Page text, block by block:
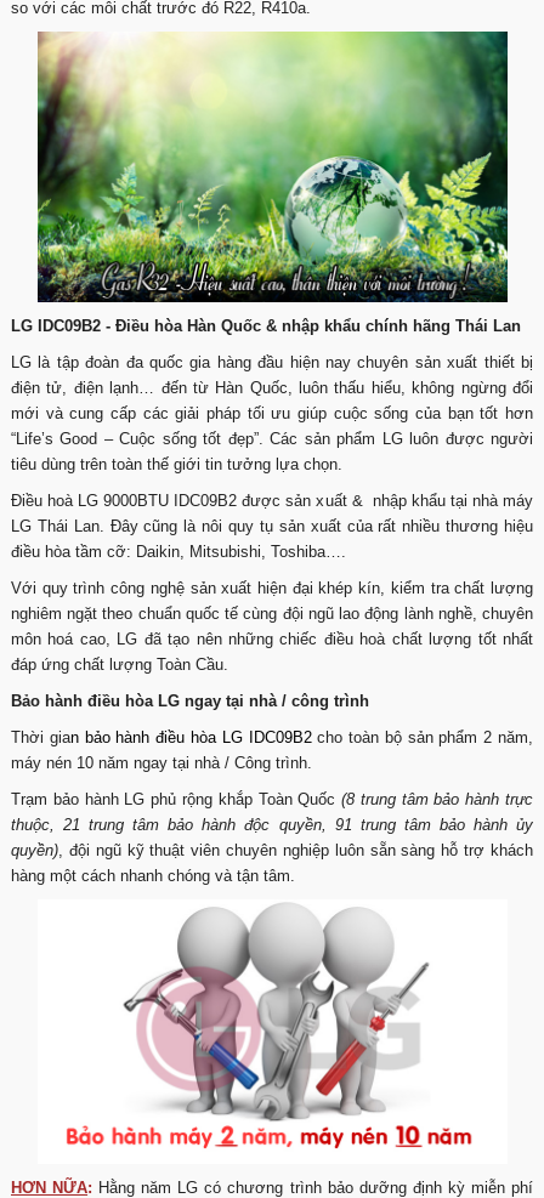
so với các môi chất trước đó R22, R410a.
LG IDC09B2 - Điều hòa Hàn Quốc & nhập khẩu chính hãng Thái Lan
LG là tập đoàn đa quốc gia hàng đầu hiện nay chuyên sản xuất thiết bị
điện tử, điện lạnh… đến từ Hàn Quốc, luôn thấu hiểu, không ngừng đổi
mới và cung cấp các giải pháp tối ưu giúp cuộc sống của bạn tốt hơn
“Life’s Good – Cuộc sống tốt đẹp”. Các sản phẩm LG luôn được người
tiêu dùng trên toàn thế giới tin tưởng lựa chọn.
Điều hoà LG 9000BTU IDC09B2 được sản xuất & nhập khẩu tại nhà máy
LG Thái Lan. Đây cũng là nôi quy tụ sản xuất của rất nhiều thương hiệu
điều hòa tầm cỡ: Daikin, Mitsubishi, Toshiba….
Với quy trình công nghệ sản xuất hiện đại khép kín, kiểm tra chất lượng
nghiêm ngặt theo chuẩn quốc tế cùng đội ngũ lao động lành nghề, chuyên
môn hoá cao, LG đã tạo nên những chiếc điều hoà chất lượng tốt nhất
đáp ứng chất lượng Toàn Cầu.
Bảo hành điều hòa LG ngay tại nhà / công trình
Thời gian bảo hành điều hòa LGIDC09B2cho toàn bộ sản phẩm 2 năm,
máy nén 10 năm ngay tại nhà / Công trình.
Trạm bảo hành LG phủ rộng khắp Toàn Quốc(8 trung tâm bảo hành trực
thuộc, 21 trung tâm bảo hành độc quyền, 91 trung tâm bảo hành ủy
quyền), đội ngũ kỹ thuật viên chuyên nghiệp luôn sẵn sàng hỗ trợ khách
hàng một cách nhanh chóng và tận tâm.
HƠN NỮA: Hằng năm LG có chương trình bảo dưỡng định kỳ miễn phí